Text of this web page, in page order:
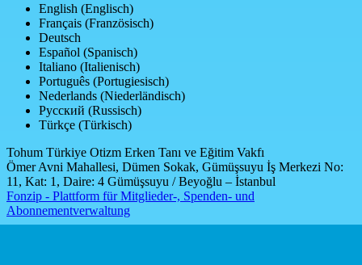
English (Englisch)
Français (Französisch)
Deutsch
Español (Spanisch)
Italiano (Italienisch)
Português (Portugiesisch)
Nederlands (Niederländisch)
Русский (Russisch)
Türkçe (Türkisch)
Tohum Türkiye Otizm Erken Tanı ve Eğitim Vakfı
Ömer Avni Mahallesi, Dümen Sokak, Gümüşsuyu İş Merkezi No:
11, Kat: 1, Daire: 4 Gümüşsuyu / Beyoğlu – İstanbul
Fonzip - Plattform für Mitglieder-, Spenden- und
Abonnementverwaltung